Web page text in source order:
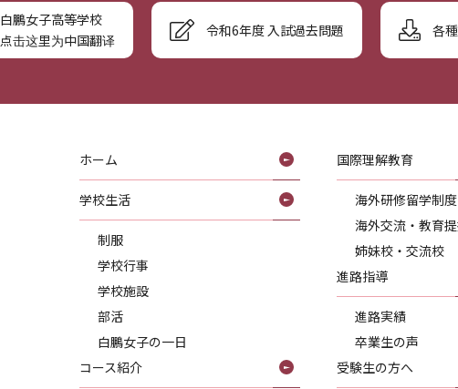
白鵬女子高等学校
点击这里为中国翻译
令和6年度 入試過去問題 各
ホーム
学校生活
制服
学校行事
学校施設
部活
白鵬女子の一日
コース紹介
国際理解教育
海外研修留学制度
海外交流・教育
姉妹校・交流校
進路指導
進路実績
卒業生の声
受験生の方へ